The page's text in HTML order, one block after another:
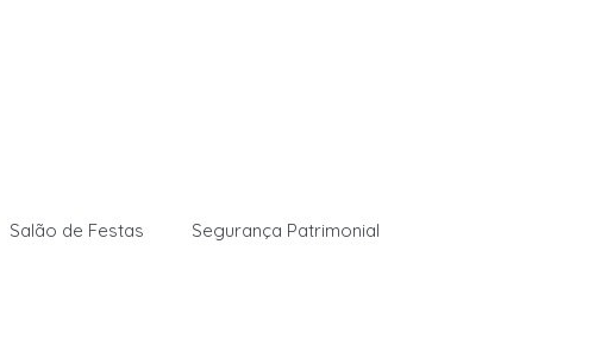
Salão de Festas Segurança Patrimonial